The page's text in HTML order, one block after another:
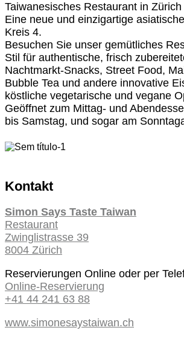
Taiwanesisches Restaurant in Zürich
Eine neue und einzigartige
Kreis 4.
Besuchen Sie unser gemütliches
Stil für authentische, frisch
Nachtmarkt-Snacks, Street Food,
Bubble Tea und andere innovative
köstliche vegetarische und vegane
Geöffnet zum Mittag- und
bis Samstag, und sogar am
Kontakt
Simon Says Taste Taiwan
Restaurant
Zwinglistrasse 39
8004 Zürich
Reservierungen Online oder per
Online-Reservierung
+41 44 241 63 88
www.simonesaystaiwan.ch